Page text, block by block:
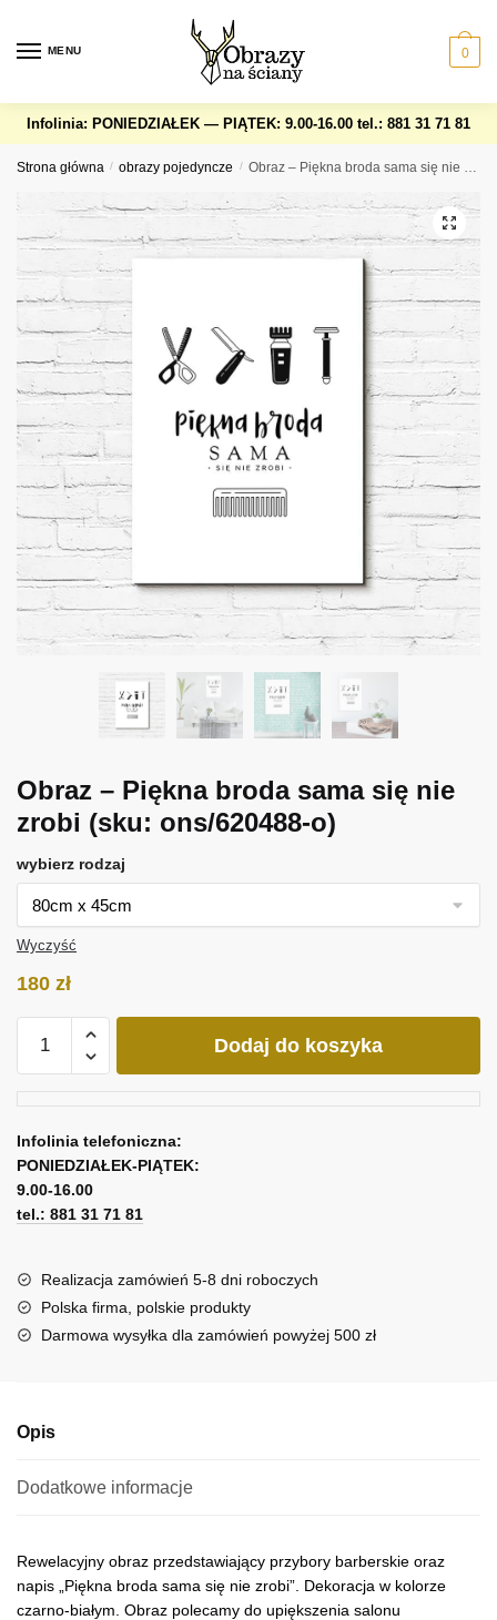
navigation
content
MENU 0
Infolinia: PONIEDZIAŁEK — PIĄTEK: 9.00-16.00 tel.: 881 31 71 81
Strona główna / obrazy pojedyncze / Obraz – Piękna broda sama się nie zrobi
Obraz – Piękna broda sama się nie
zrobi (sku: ons/620488-o)
wybierz rodzaj
Wyczyść
180 zł
Obraz
broda
sama
się
nie
Dodaj do koszyka
Infolinia telefoniczna:
PONIEDZIAŁEK-PIĄTEK:
9.00-16.00
tel.: 881 31 71 81
Realizacja zamówień 5-8 dni roboczych
Polska firma, polskie produkty
Darmowa wysyłka dla zamówień powyżej 500 zł
Opis
Dodatkowe informacje
Rewelacyjny obraz przedstawiający przybory barberskie oraz
napis „Piękna broda sama się nie zrobi”. Dekoracja w kolorze
czarno-białym. Obraz polecamy do upiększenia salonu